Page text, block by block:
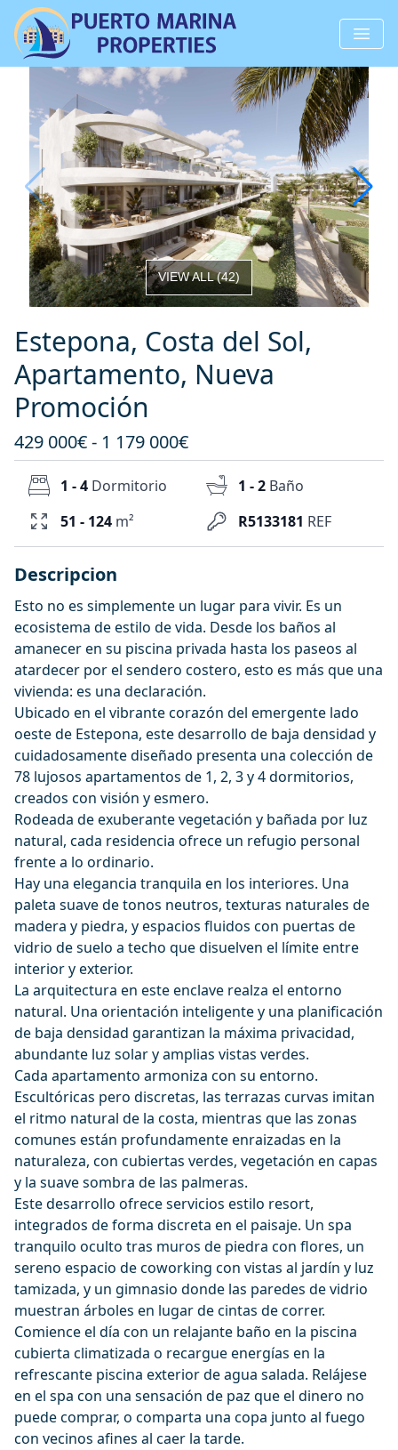
VIEW ALL(42)
Estepona, Costa del Sol,
Apartamento, Nueva
Promoción
429 000€ - 1 179 000€
R5133181 REF
1 - 4 Dormitorio 1 - 2 Baño
51 - 124 m²
Descripcion
Esto no es simplemente un lugar para vivir. Es un
ecosistema de estilo de vida. Desde los baños al
amanecer en su piscina privada hasta los paseos al
atardecer por el sendero costero, esto es más que una
vivienda: es una declaración.
Ubicado en el vibrante corazón del emergente lado
oeste de Estepona, este desarrollo de baja densidad y
cuidadosamente diseñado presenta una colección de
78 lujosos apartamentos de 1, 2, 3 y 4 dormitorios,
creados con visión y esmero.
Rodeada de exuberante vegetación y bañada por luz
natural, cada residencia ofrece un refugio personal
frente a lo ordinario.
Hay una elegancia tranquila en los interiores. Una
paleta suave de tonos neutros, texturas naturales de
madera y piedra, y espacios fluidos con puertas de
vidrio de suelo a techo que disuelven el límite entre
interior y exterior.
La arquitectura en este enclave realza el entorno
natural. Una orientación inteligente y una planificación
de baja densidad garantizan la máxima privacidad,
abundante luz solar y amplias vistas verdes.
Cada apartamento armoniza con su entorno.
Escultóricas pero discretas, las terrazas curvas imitan
el ritmo natural de la costa, mientras que las zonas
comunes están profundamente enraizadas en la
naturaleza, con cubiertas verdes, vegetación en capas
y la suave sombra de las palmeras.
Este desarrollo ofrece servicios estilo resort,
integrados de forma discreta en el paisaje. Un spa
tranquilo oculto tras muros de piedra con flores, un
sereno espacio de coworking con vistas al jardín y luz
tamizada, y un gimnasio donde las paredes de vidrio
muestran árboles en lugar de cintas de correr.
Comience el día con un relajante baño en la piscina
cubierta climatizada o recargue energías en la
refrescante piscina exterior de agua salada. Relájese
en el spa con una sensación de paz que el dinero no
puede comprar, o comparta una copa junto al fuego
con vecinos afines al caer la tarde.